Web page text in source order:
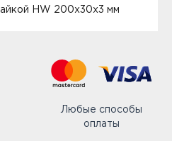
HW 200x30x3 мм
Любые способы
оплаты